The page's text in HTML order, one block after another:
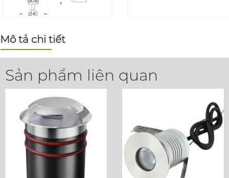
Mô tả chi tiết
Sản phẩm liên quan